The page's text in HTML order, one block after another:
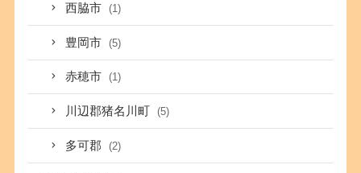
西脇市 (1)
豊岡市 (5)
赤穂市 (1)
川辺郡猪名川町 (5)
多可郡 (2)